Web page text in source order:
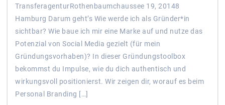
TransferagenturRothenbaumchaussee 19, 20148
Hamburg Darum geht’s Wie werde ich als Gründer*in
sichtbar? Wie baue ich mir eine Marke auf und nutze das
Potenzial von Social Media gezielt (für mein
Gründungsvorhaben)? In dieser Gründungstoolbox
bekommst du Impulse, wie du dich authentisch und
wirkungsvoll positionierst. Wir zeigen dir, worauf es beim
Personal Branding […]